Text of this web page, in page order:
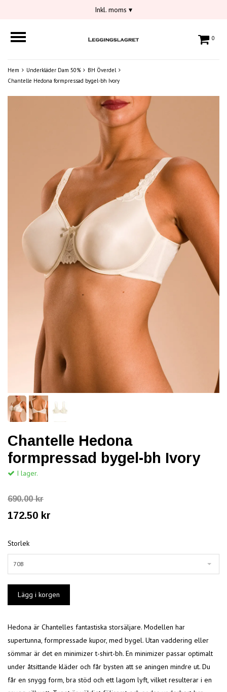
Inkl. moms ▾
0
Hem Underkläder Dam 50%
BH Överdel
Chantelle Hedona formpressad bygel-bh Ivory
Chantelle Hedona
formpressad bygel-bh Ivory
I lager.
690.00 kr
172.50 kr
Storlek
70B
Hedona är Chantelles fantastiska storsäljare. Modellen har
supertunna, formpressade kupor, med bygel. Utan vaddering eller
sömmar är det en minimizer t-shirt-bh. En minimizer passar optimalt
under åtsittande kläder och får bysten att se aningen mindre ut. Du
får en snygg form, bra stöd och ett lagom lyft, vilket resulterar i en